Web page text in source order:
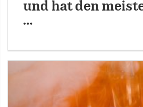
und hat den
…